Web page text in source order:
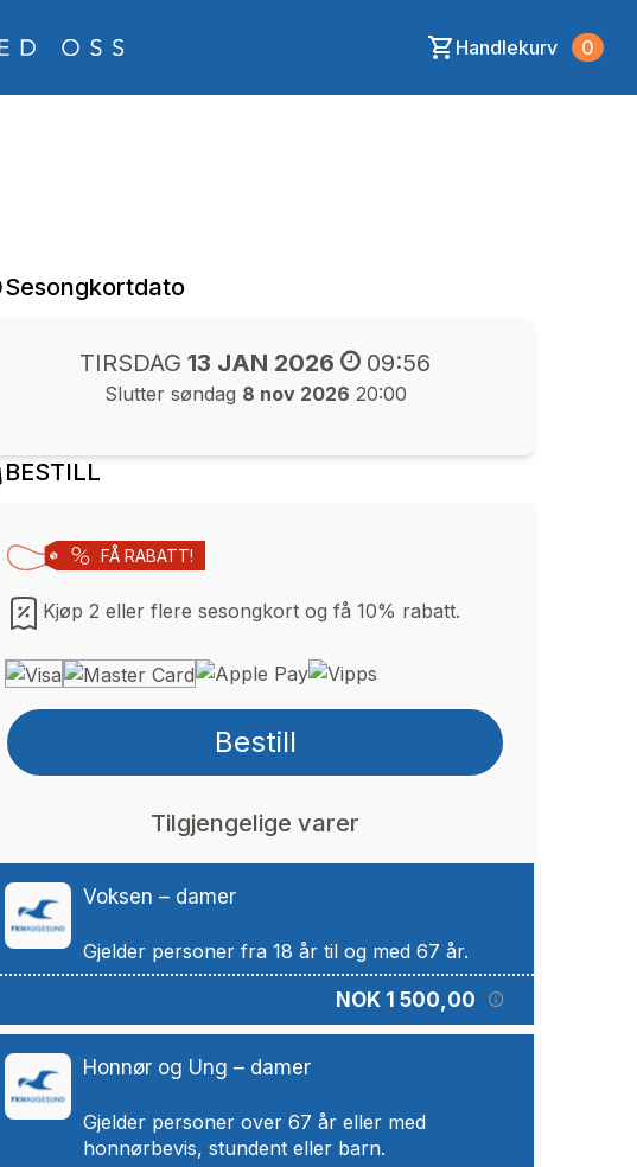
Handlekurv 0
Sesongkortdato
TIRSDAG 13 JAN 2026 09:56
Slutter søndag 8 nov 2026 20:00
BESTILL
FÅ RABATT!
Kjøp 2 eller flere sesongkort og få 10% rabatt.
Bestill
Tilgjengelige varer
Voksen – damer
NOK 1 500,00
Honnør og Ung – damer
Gjelder personer over 67 år eller med